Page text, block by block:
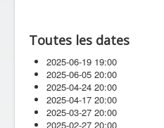
Toutes les dates
2025-06-19 19:00
2025-06-05 20:00
2025-04-24 20:00
2025-04-17 20:00
2025-03-27 20:00
2025-02-27 20:00